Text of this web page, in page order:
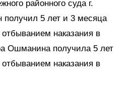
районного суда г.
получил 5 лет и 3 месяца
наказания в
Ошманина получила 5 лет
наказания в